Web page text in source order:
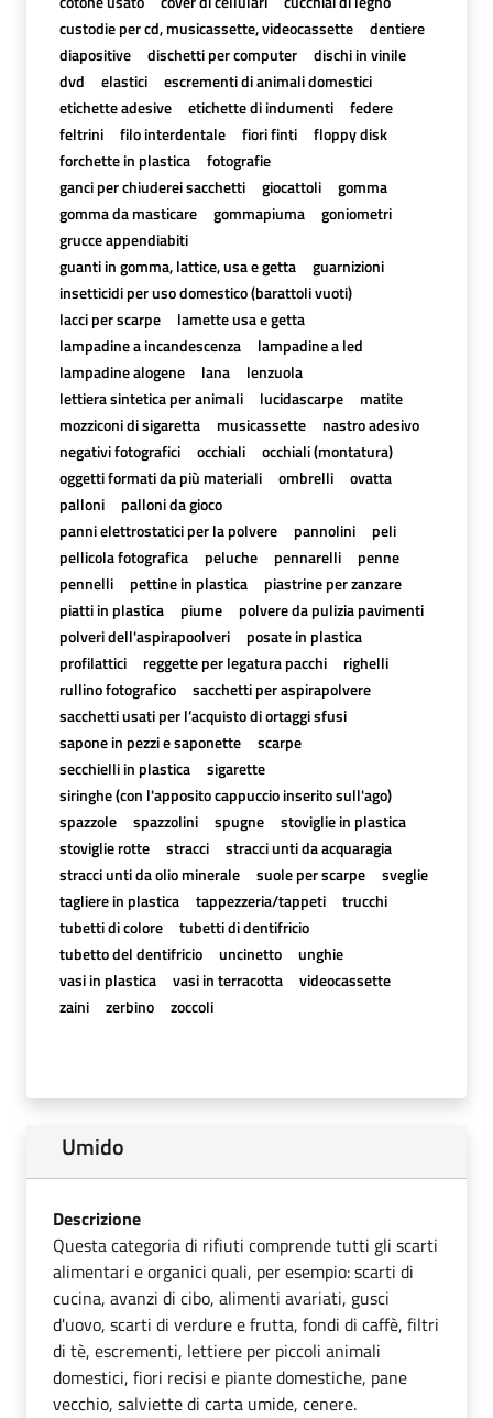
custodie per cd, musicassette, videocassette
dentiere
diapositive
dischetti per computer
dischi in vinile
dvd
elastici
escrementi di animali domestici
etichette adesive
etichette di indumenti
federe
feltrini
filo interdentale fiori finti
floppy disk
forchette in plastica
fotografie
ganci per chiuderei sacchetti
giocattoli
gomma
gomma da masticare
gommapiuma
goniometri
grucce appendiabiti
guanti in gomma, lattice, usa e getta
guarnizioni
insetticidi per uso domestico (barattoli vuoti)
lacci per scarpe
lamette usa e getta
lampadine a incandescenza
lampadine a led
lampadine alogene
lana
lenzuola
lettiera sintetica per animali
lucidascarpe
matite
mozziconi di sigaretta
musicassette
nastro adesivo
negativi fotografici
occhiali
occhiali (montatura)
oggetti formati da più materiali
ombrelli
ovatta
palloni
palloni da gioco
panni elettrostatici per la polvere
pannolini
peli
pellicola fotografica
peluche pennarelli
penne
pennelli
pettine in plastica
piastrine per zanzare
piatti in plastica
piume
polvere da pulizia pavimenti
polveri dell'aspirapoolveri
posate in plastica
profilattici
reggette per legatura pacchi
righelli
rullino fotografico
sacchetti per aspirapolvere
sacchetti usati per l’acquisto di ortaggi sfusi
sapone in pezzi e saponette
scarpe
secchielli in plastica
sigarette
siringhe (con l'apposito cappuccio inserito sull'ago)
spazzole
spazzolini spugne
stoviglie in plastica
stoviglie rotte
stracci
stracci unti da acquaragia
stracci unti da olio minerale
suole per scarpe
sveglie
tagliere in plastica
tappezzeria/tappeti
trucchi
tubetti di colore
tubetti di dentifricio
tubetto del dentifricio
uncinetto
unghie
vasi in plastica
vasi in terracotta
videocassette
zaini
zerbino zoccoli
Umido
Descrizione
Questa categoria di rifiuti comprende tutti gli scarti
alimentari e organici quali, per esempio: scarti di
cucina, avanzi di cibo, alimenti avariati, gusci
d'uovo, scarti di verdure e frutta, fondi di caffè, filtri
di tè, escrementi, lettiere per piccoli animali
domestici, fiori recisi e piante domestiche, pane
vecchio, salviette di carta umide, cenere.